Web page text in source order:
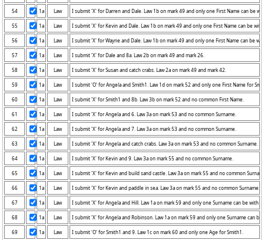
54 1a Law
55 1a Law
56 1a Law
57 1a Law
58 1a Law
59 1a Law
60 1a Law
61 1a Law
62 1a Law
63 1a Law
64 1a Law
65 1a Law
66 1a Law
67 1a Law
68 1a Law
69 1a Law